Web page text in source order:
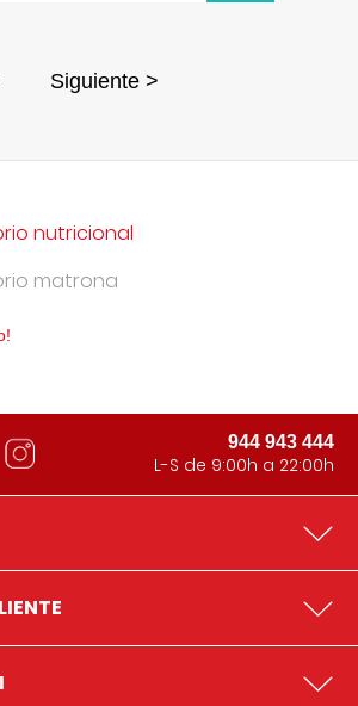
Siguiente >
nutricional
matrona
944 943 444
L-S de 9:00h a 22:00h